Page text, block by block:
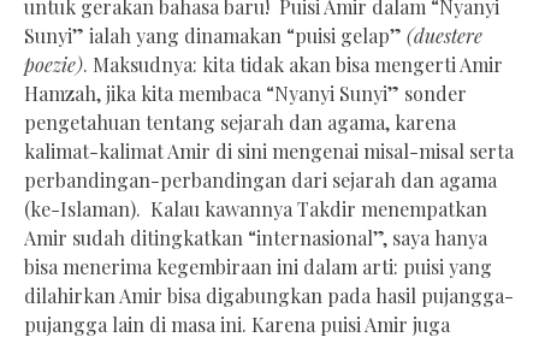
untuk gerakan bahasa baru! Puisi Amir dalam “Nyanyi
Sunyi” ialah yang dinamakan “puisi gelap” (duestere
poezie). Maksudnya: kita tidak akan bisa mengerti Amir
Hamzah, jika kita membaca “Nyanyi Sunyi” sonder
pengetahuan tentang sejarah dan agama, karena
kalimat-kalimat Amir di sini mengenai misal-misal serta
perbandingan-perbandingan dari sejarah dan agama
(ke-Islaman). Kalau kawannya Takdir menempatkan
Amir sudah ditingkatkan “internasional”, saya hanya
bisa menerima kegembiraan ini dalam arti: puisi yang
dilahirkan Amir bisa digabungkan pada hasil pujangga-
pujangga lain di masa ini. Karena puisi Amir juga